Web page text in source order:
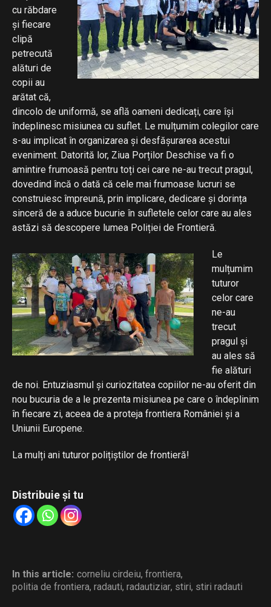
cu răbdare
și fiecare
clipă
petrecută
alături de
copii au
arătat că,
dincolo de uniformă, se află oameni dedicați, care își
îndeplinesc misiunea cu suflet. Le mulțumim colegilor care
s-au implicat în organizarea și desfășurarea acestui
eveniment. Datorită lor, Ziua Porților Deschise va fi o
amintire frumoasă pentru toți cei care ne-au trecut pragul,
dovedind încă o dată că cele mai frumoase lucruri se
construiesc împreună, prin implicare, dedicare și dorința
sinceră de a aduce bucurie în sufletele celor care au ales
astăzi să descopere lumea Poliției de Frontieră.
Le
mulțumim
tuturor
celor care
ne-au
trecut
pragul și
au ales să
fie alături
de noi. Entuziasmul și curiozitatea copiilor ne-au oferit din
nou bucuria de a le prezenta misiunea pe care o îndeplinim
în fiecare zi, aceea de a proteja frontiera României și a
Uniunii Europene.
La mulți ani tuturor polițiștilor de frontieră!
Distribuie și tu
In this article: corneliu cirdeiu, frontiera,
politia de frontiera, radauti, radautiziar, stiri, stiri radauti